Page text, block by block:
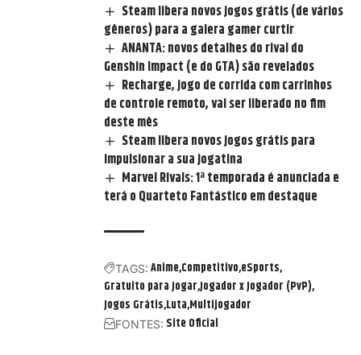
Steam libera novos jogos grátis (de vários
gêneros) para a galera gamer curtir
ANANTA: novos detalhes do rival do
Genshin Impact (e do GTA) são revelados
Recharge, jogo de corrida com carrinhos
de controle remoto, vai ser liberado no fim
deste mês
Steam libera novos jogos grátis para
impulsionar a sua jogatina
Marvel Rivals: 1ª temporada é anunciada e
terá o Quarteto Fantástico em destaque
TAGS: Anime Competitivo eSports
Gratuito para JogarJogador x Jogador (PvP)
Jogos Grátis Luta Multijogador
FONTES: Site Oficial